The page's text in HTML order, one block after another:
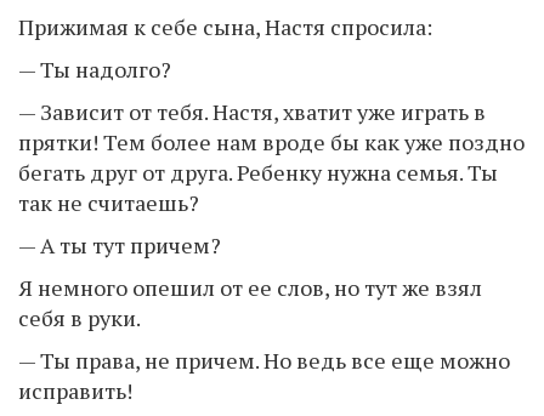
Прижимая к себе сына, Настя спросила:
— Ты надолго?
— Зависит от тебя. Настя, хватит уже играть в
прятки! Тем более нам вроде бы как уже поздно
бегать друг от друга. Ребенку нужна семья. Ты
так не считаешь?
— А ты тут причем?
Я немного опешил от ее слов, но тут же взял
себя в руки.
— Ты права, не причем. Но ведь все еще можно
исправить!